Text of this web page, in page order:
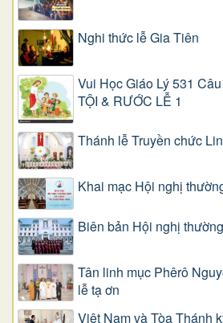
Nghi thức lễ Gia Tiên
Vui Học Giáo Lý 531
TỘI & RƯỚC LỄ 1
Thánh lễ Truyền chức
Khai mạc Hội nghị
Biên bản Hội nghị
Tân linh mục Phêrô
lễ tạ ơn
Việt Nam và Tòa Thánh